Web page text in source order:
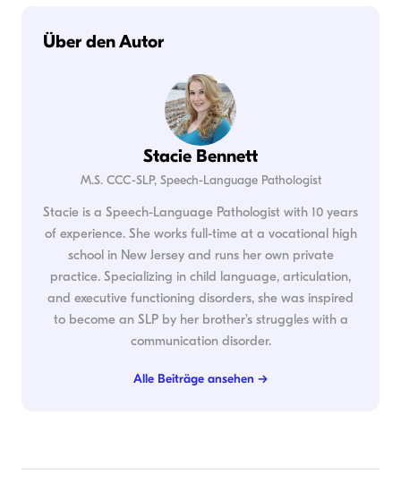
Über den Autor
Stacie Bennett
M.S. CCC-SLP, Speech-Language Pathologist
Stacie is a Speech-Language Pathologist with 10 years
of experience. She works full-time at a vocational high
school in New Jersey and runs her own private
practice. Specializing in child language, articulation,
and executive functioning disorders, she was inspired
to become an SLP by her brother's struggles with a
communication disorder.
Alle Beiträge ansehen →